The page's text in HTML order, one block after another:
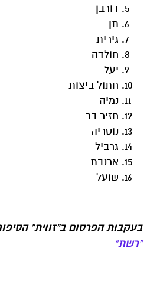
דורבן
תן
גירית
חולדה
יעל
חתול ביצות
נמיה
חזיר בר
נוטריה
גרביל
ארנבת
שועל
בעקבות הפרסום ב"זווית"
"רשת"